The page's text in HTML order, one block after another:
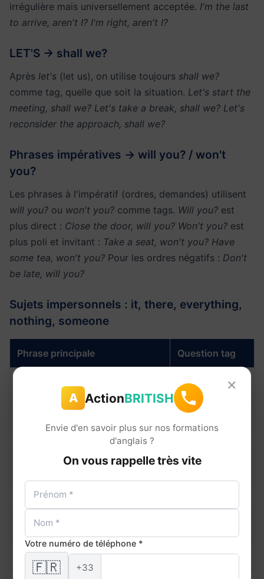
irrégulière mais universellement acceptée. I'm the last
to arrive, aren't I? I'm right, aren't I?
LET'S → shall we?
Après let's (let us), on utilise toujours shall we?
comme tag, quelle que soit la situation. Let's start the
meeting, shall we? Let's take a break, shall we? Let's
reconsider the approach, shall we?
Phrases impératives → will you? / won't
you?
Les phrases à l'impératif (ordres, demandes) utilisent
will you? ou won't you? comme tags. Will you? est
plus direct : Close the door, will you? Won't you? est
plus poli et invitant : Take a seat, won't you? Have
some tea, won't you? Pour les ordres négatifs : Don't
be late, will you?
Sujets impersonnels : it, there, everything,
nothing, someone
Phrase principale Question tag
isn't it?
There is a problem, ___? isn't there?
There aren't any issues, ___?
Nothing is perfect, ___? is it?
Everyone knows this, ___?
Somebody called, ___?
Nobody complained, ___? did they?
×
A ActionBRITISH
Envie d'en savoir plus sur nos formations
d'anglais ?
On vous rappelle très vite
Votre numéro de téléphone *
🇫🇷 +33